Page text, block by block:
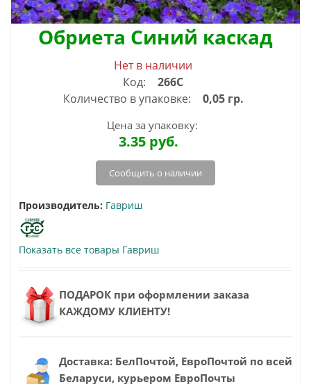
Обриета Синий каскад
Нет в наличии
Код:
266С
Количество в упаковке:
0,05 гр.
Цена за упаковку:
3.35 руб.
Сообщить о наличии
Производитель: Гавриш
Показать все товары Гавриш
ПОДАРОК при оформлении заказа
КАЖДОМУ КЛИЕНТУ!
Доставка: БелПочтой, ЕвроПочтой по всей
Беларуси, курьером ЕвроПочты